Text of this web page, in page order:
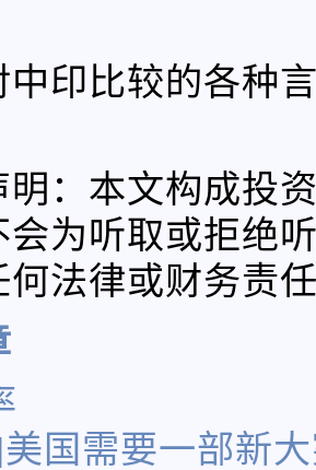
中印比较的各种
明：本文构成投
会为听取或拒绝
何法律或财务责
国需要一部新